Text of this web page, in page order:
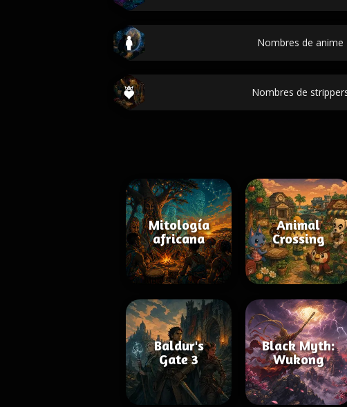
Nombres de anime
Nombres de
Mitología
africana
Animal
Crossing
Baldur's
Gate 3
Black Myth:
Wukong